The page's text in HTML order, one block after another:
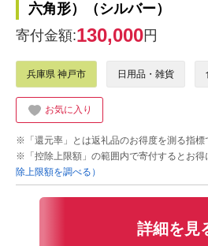
六角形）（シルバー）
寄付金額:130,000円
兵庫県 神戸市 日用品・雑貨
お気に入り
※「還元率」とは返礼品のお得度を測る指標
※「控除上限額」の範囲内で寄付するとお得
除上限額を調べる）
詳細を見